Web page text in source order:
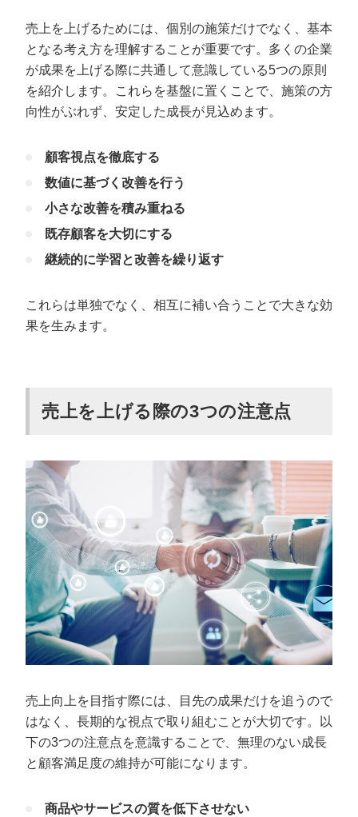
売上を上げるためには、個別の施策だけでなく、基本
となる考え方を理解することが重要です。多くの企業
が成果を上げる際に共通して意識している5つの原則
を紹介します。これらを基盤に置くことで、施策の方
向性がぶれず、安定した成長が見込めます。
顧客視点を徹底する
数値に基づく改善を行う
小さな改善を積み重ねる
既存顧客を大切にする
継続的に学習と改善を繰り返す
これらは単独でなく、相互に補い合うことで大きな効
果を生みます。
売上を上げる際の3つの注意点
売上向上を目指す際には、目先の成果だけを追うので
はなく、長期的な視点で取り組むことが大切です。以
下の3つの注意点を意識することで、無理のない成長
と顧客満足度の維持が可能になります。
商品やサービスの質を低下させない